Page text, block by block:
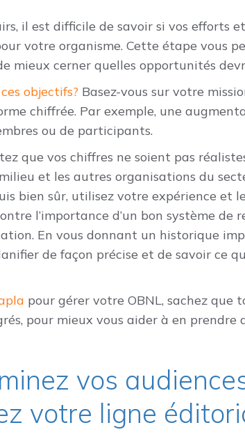
il est difficile de savoir si vos efforts
votre organisme. Cette étape vous
mieux cerner quelles opportunités
objectifs? Basez-vous sur votre
chiffrée. Par exemple, une
ou de participants.
que vos chiffres ne soient pas
et les autres organisations du
bien sûr, utilisez votre expérience et
l’importance d’un bon système de
En vous donnant un historique
de façon précise et de savoir ce
pour gérer votre OBNL, sachez
pour mieux vous aider à en prendre
vos
votre ligne